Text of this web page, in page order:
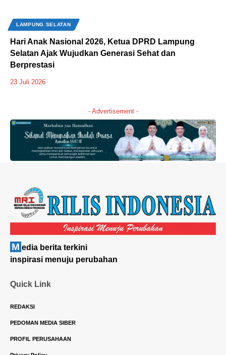
LAMPUNG SELATAN
Hari Anak Nasional 2026, Ketua DPRD Lampung
Selatan Ajak Wujudkan Generasi Sehat dan
Berprestasi
23 Juli 2026
- Advertisement -
M edia berita terkini
inspirasi menuju perubahan
Quick Link
REDAKSI
PEDOMAN MEDIA SIBER
PROFIL PERUSAHAAN